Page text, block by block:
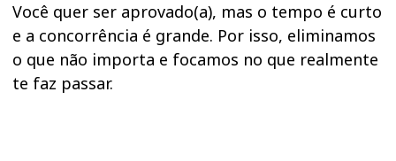
Você quer ser aprovado(a), mas o tempo é curto
e a concorrência é grande. Por isso, eliminamos
o que não importa e focamos no que realmente
te faz passar.